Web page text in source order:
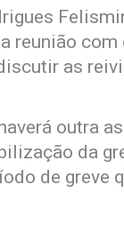
reunião
as
outra
da
de greve